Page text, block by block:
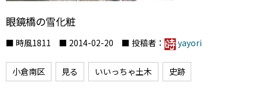
眼鏡橋の雪化粧
■ 時風1811 ■ 2014-02-20 ■ 投稿者： yayori
小倉南区 見る いいっちゃ土木 史跡